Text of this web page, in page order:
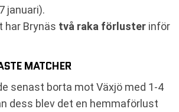
januari).
har Brynäs två raka förluster inför
MATCHER
senast borta mot Växjö med 1-4
dess blev det en hemmaförlust